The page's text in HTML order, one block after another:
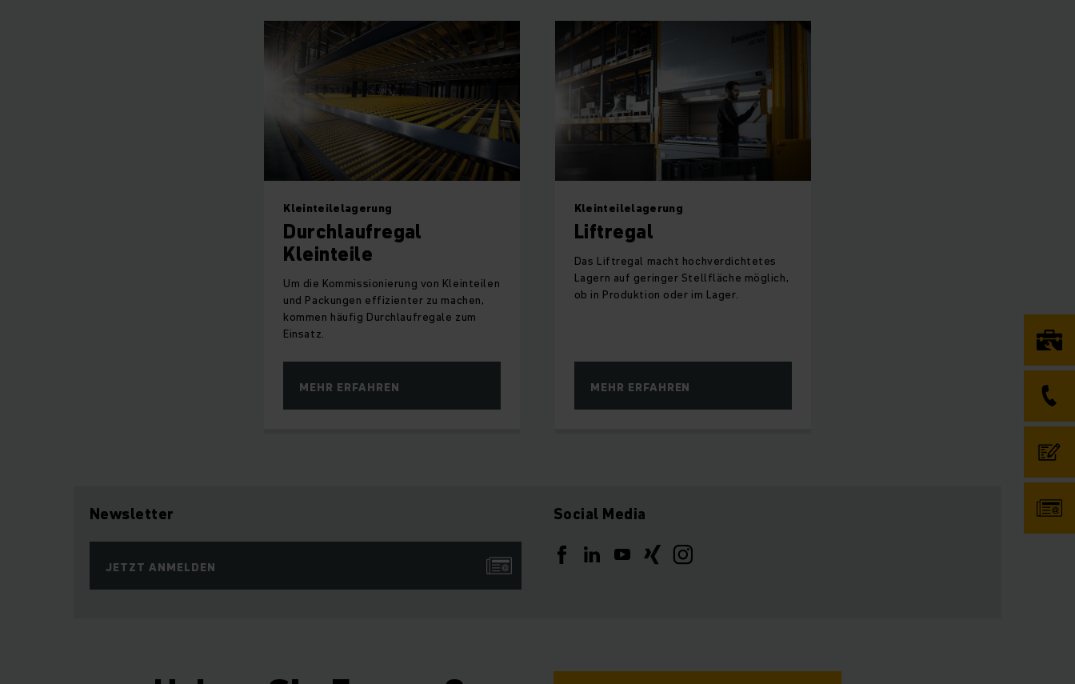
Kleinteilelagerung
Durchlaufregal
Kleinteile
Um die Kommissionierung von Kleinteilen
und Packungen effizienter zu machen,
kommen häufig Durchlaufregale zum
Einsatz.
MEHR ERFAHREN
Kleinteilelagerung
Liftregal
Das Liftregal macht hochverdichtetes
Lagern auf geringer Stellfläche möglich,
ob in Produktion oder im Lager.
MEHR ERFAHREN
Newsletter
JETZT ANMELDEN
Social Media